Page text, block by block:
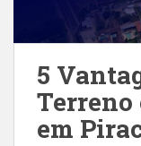
5
Terreno
em